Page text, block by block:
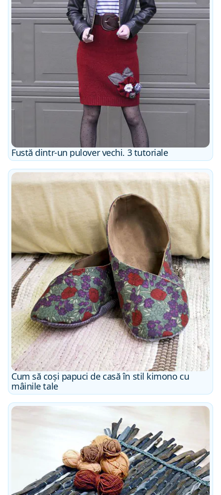
Fustă dintr-un pulover vechi. 3 tutoriale
Cum să coși papuci de casă în stil kimono cu
mâinile tale